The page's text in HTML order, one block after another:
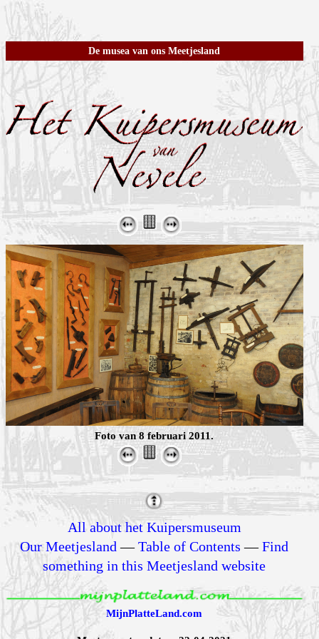
De musea van ons Meetjesland
Foto van 8 februari 2011.
All about het Kuipersmuseum
Our Meetjesland —Table of Contents —Find
something in this Meetjesland website
MijnPlatteLand.com